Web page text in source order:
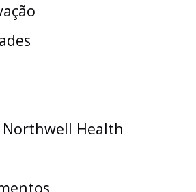
Northwell Health